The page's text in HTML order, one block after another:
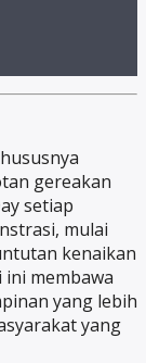
gereakan
setiap
mulai
kenaikan
membawa
yang lebih
yang